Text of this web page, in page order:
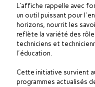
L’affiche rappelle avec
un outil puissant pour
horizons, nourrit les
reflète la variété des
techniciens et
l'éducation.
Cette initiative survient
programmes actualisés